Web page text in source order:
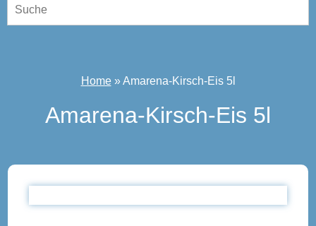
Home»Amarena-Kirsch-Eis 5l
Amarena-Kirsch-Eis 5l